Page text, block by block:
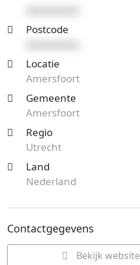
Postcode
Locatie
Amersfoort
Gemeente
Amersfoort
Regio
Utrecht
Land
Nederland
Contactgegevens
Bekijk website